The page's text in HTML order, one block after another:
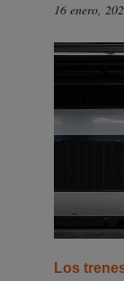
16 enero,
Los